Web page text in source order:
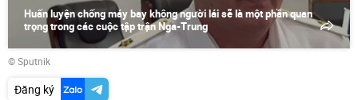
Huấn luyện chống máy bay không người lái sẽ là một phần quan
trọng trong các cuộc tập trận Nga-Trung
© Sputnik
Đăng ký